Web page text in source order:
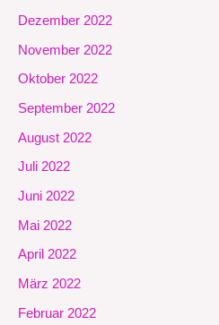
Dezember 2022
November 2022
Oktober 2022
September 2022
August 2022
Juli 2022
Juni 2022
Mai 2022
April 2022
März 2022
Februar 2022